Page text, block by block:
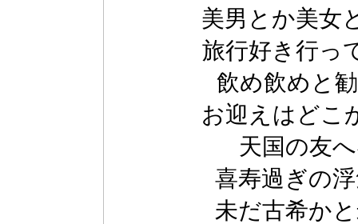
美男とか美女
旅行好き行っ
飲め飲めと
お迎えはどこ
天国の友
喜寿過ぎの
未だ古希か